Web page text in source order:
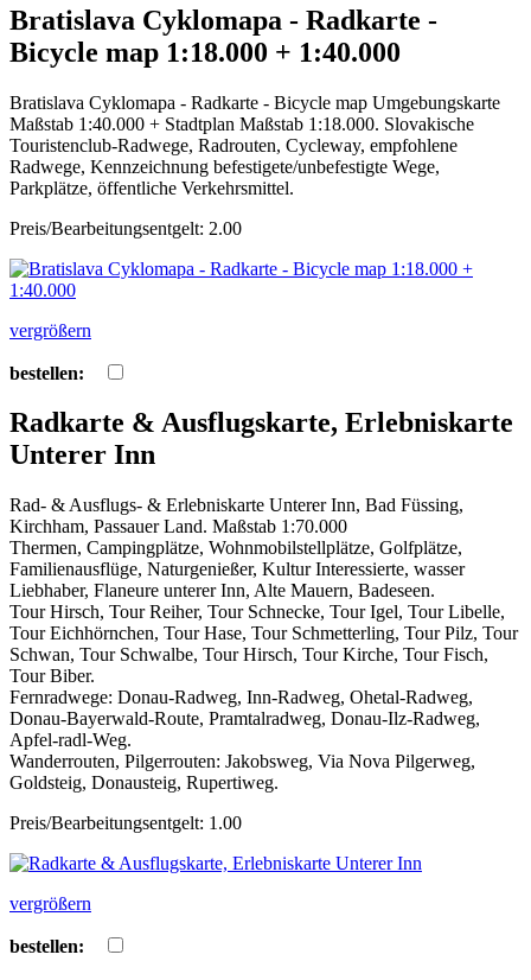
Bratislava Cyklomapa - Radkarte -
Bicycle map 1:18.000 + 1:40.000
Bratislava Cyklomapa - Radkarte - Bicycle map Umgebungskarte
Maßstab 1:40.000 + Stadtplan Maßstab 1:18.000. Slovakische
Touristenclub-Radwege, Radrouten, Cycleway, empfohlene
Radwege, Kennzeichnung befestigete/unbefestigte Wege,
Parkplätze, öffentliche Verkehrsmittel.
Preis/Bearbeitungsentgelt: 2.00
vergrößern
bestellen:
Radkarte & Ausflugskarte, Erlebniskarte
Unterer Inn
Rad- & Ausflugs- & Erlebniskarte Unterer Inn, Bad Füssing,
Kirchham, Passauer Land. Maßstab 1:70.000
Thermen, Campingplätze, Wohnmobilstellplätze, Golfplätze,
Familienausflüge, Naturgenießer, Kultur Interessierte, wasser
Liebhaber, Flaneure unterer Inn, Alte Mauern, Badeseen.
Tour Hirsch, Tour Reiher, Tour Schnecke, Tour Igel, Tour Libelle,
Tour Eichhörnchen, Tour Hase, Tour Schmetterling, Tour Pilz, Tour
Schwan, Tour Schwalbe, Tour Hirsch, Tour Kirche, Tour Fisch,
Tour Biber.
Fernradwege: Donau-Radweg, Inn-Radweg, Ohetal-Radweg,
Donau-Bayerwald-Route, Pramtalradweg, Donau-Ilz-Radweg,
Apfel-radl-Weg.
Wanderrouten, Pilgerrouten: Jakobsweg, Via Nova Pilgerweg,
Goldsteig, Donausteig, Rupertiweg.
Preis/Bearbeitungsentgelt: 1.00
vergrößern
bestellen: